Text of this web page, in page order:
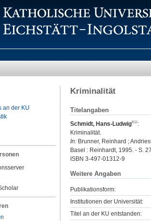
an der KU
Kriminalität
Titelangaben
Schmidt, Hans-Ludwig
:
Kriminalität.
In: Brunner, Reinhard ;
Basel : Reinhardt, 1995. - S.
ISBN 3-497-01312-9
Weitere Angaben
Publikationsform:
Institutionen der Universität:
Titel an der KU entstanden: